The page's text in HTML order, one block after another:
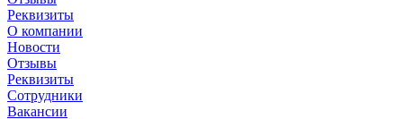
Реквизиты
О компании
Новости
Отзывы
Реквизиты
Сотрудники
Вакансии